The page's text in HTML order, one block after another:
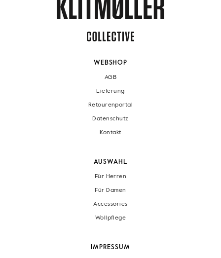
WEBSHOP
AGB
Lieferung
Retourenportal
Datenschutz
Kontakt
AUSWAHL
Für Herren
Für Damen
Accessories
Wollpflege
IMPRESSUM